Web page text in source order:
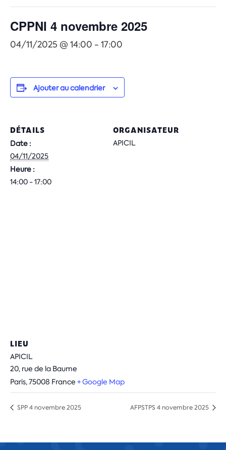
CPPNI 4 novembre 2025
04/11/2025 @ 14:00 - 17:00
Ajouter au calendrier
DÉTAILS
Date :
04/11/2025
Heure :
14:00 - 17:00
ORGANISATEUR
APICIL
LIEU
APICIL
20, rue de la Baume
Paris,75008 France + Google Map
SPP 4 novembre 2025 AFPSTPS 4 novembre 2025